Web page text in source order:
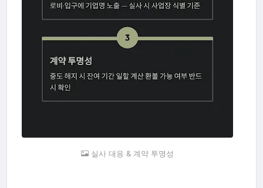
실사 대응 & 계약 투명성